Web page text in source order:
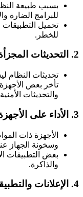
بسبب طبيعة
للبرامج الضارة
تحميل
للخطر.
2. التحديثات المجزأة
تحديثات النظام
تأخر بعض
والتحديثات
3. الأداء على الأجهزة ذات المواصفات المنخفضة
الأجهزة ذات
وسخونة الجهاز
بعض التطبيقات
والذاكرة.
4. الإعلانات والتطبيقات منخفضة الجودة